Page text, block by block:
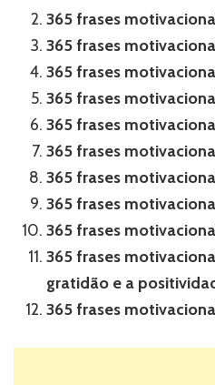
365 frases
365 frases
365 frases
365 frases
365 frases
365 frases
365 frases
365 frases
365 frases
365 frases
gratidão e a
365 frases